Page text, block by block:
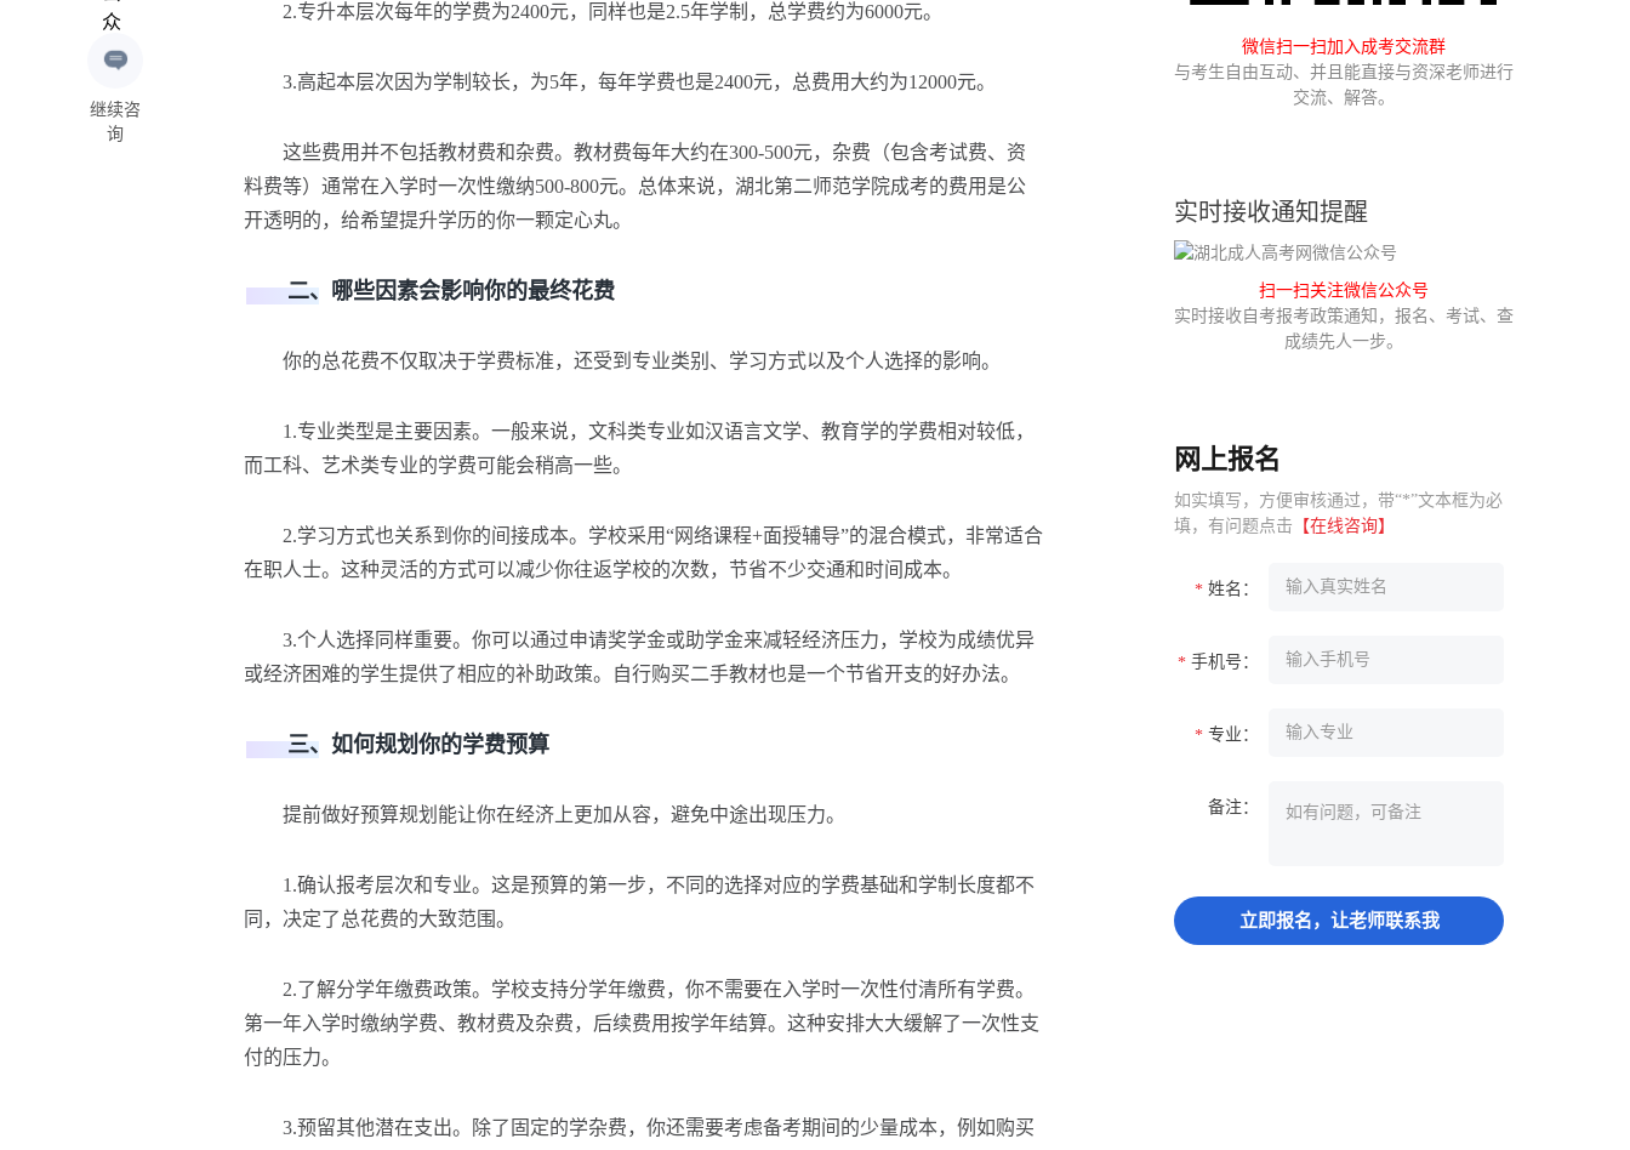
继续咨
询
2.专升本层次每年的学费为2400元，同样也是2.5年学制，总学费约为6000元。
3.高起本层次因为学制较长，为5年，每年学费也是2400元，总费用大约为12000元。
这些费用并不包括教材费和杂费。教材费每年大约在300-500元，杂费（包含考试费、资
料费等）通常在入学时一次性缴纳500-800元。总体来说，湖北第二师范学院成考的费用是公
开透明的，给希望提升学历的你一颗定心丸。
二、哪些因素会影响你的最终花费
你的总花费不仅取决于学费标准，还受到专业类别、学习方式以及个人选择的影响。
1.专业类型是主要因素。一般来说，文科类专业如汉语言文学、教育学的学费相对较低，
而工科、艺术类专业的学费可能会稍高一些。
2.学习方式也关系到你的间接成本。学校采用“网络课程+面授辅导”的混合模式，非常适合
在职人士。这种灵活的方式可以减少你往返学校的次数，节省不少交通和时间成本。
3.个人选择同样重要。你可以通过申请奖学金或助学金来减轻经济压力，学校为成绩优异
或经济困难的学生提供了相应的补助政策。自行购买二手教材也是一个节省开支的好办法。
三、如何规划你的学费预算
提前做好预算规划能让你在经济上更加从容，避免中途出现压力。
1.确认报考层次和专业。这是预算的第一步，不同的选择对应的学费基础和学制长度都不
同，决定了总花费的大致范围。
2.了解分学年缴费政策。学校支持分学年缴费，你不需要在入学时一次性付清所有学费。
第一年入学时缴纳学费、教材费及杂费，后续费用按学年结算。这种安排大大缓解了一次性支
付的压力。
3.预留其他潜在支出。除了固定的学杂费，你还需要考虑备考期间的少量成本，例如购买
微信扫一扫加入成考交流群
与考生自由互动、并且能直接与资深老师进行
交流、解答。
实时接收通知提醒
扫一扫关注微信公众号
实时接收自考报考政策通知，报名、考试、查
成绩先人一步。
网上报名
如实填写，方便审核通过，带“*”文本框为必
填，有问题点击 【在线咨询】
* 姓名：
* 手机号：
* 专业：
备注：